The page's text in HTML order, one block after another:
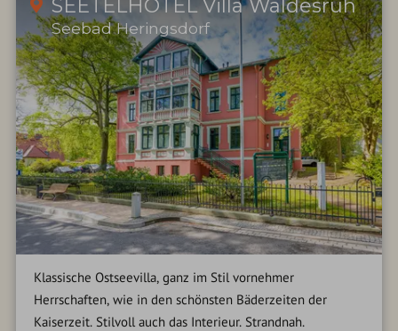
SEETELHOTEL Villa Waldesruh
Seebad Heringsdorf
Klassische Ostseevilla, ganz im Stil vornehmer
Herrschaften, wie in den schönsten Bäderzeiten der
Kaiserzeit. Stilvoll auch das Interieur. Strandnah.